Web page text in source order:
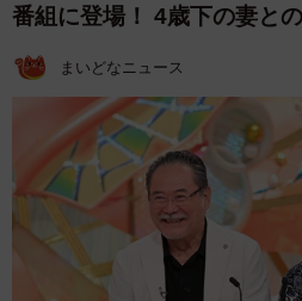
番組に登場！ 4歳下の妻と
まいどなニュース